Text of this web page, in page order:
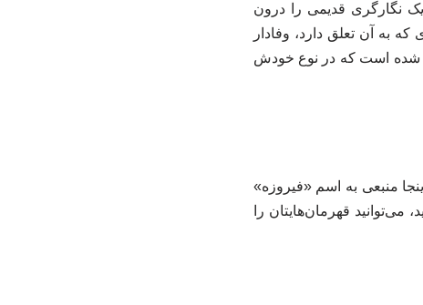
نگارگری قدیمی را درون
به آن تعلق دارد، وفادار
شده است که در نوع خودش
منبعی به اسم «فیروزه»
قهرمان‌هایتان را